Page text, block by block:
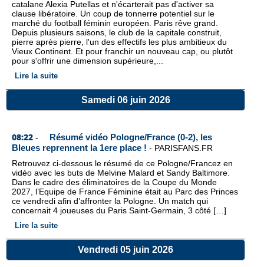
catalane Alexia Putellas et n'écarterait pas d'activer sa
clause libératoire. Un coup de tonnerre potentiel sur le
marché du football féminin européen. Paris rêve grand.
Depuis plusieurs saisons, le club de la capitale construit,
pierre après pierre, l'un des effectifs les plus ambitieux du
Vieux Continent. Et pour franchir un nouveau cap, ou plutôt
pour s'offrir une dimension supérieure,...
Lire la suite
Samedi 06 juin 2026
08:22 -
Résumé vidéo Pologne/France (0-2), les
Bleues reprennent la 1ere place ! - PARISFANS.FR
Retrouvez ci-dessous le résumé de ce Pologne/Francez en
vidéo avec les buts de Melvine Malard et Sandy Baltimore.
Dans le cadre des éliminatoires de la Coupe du Monde
2027, l’Equipe de France Féminine était au Parc des Princes
ce vendredi afin d’affronter la Pologne. Un match qui
concernait 4 joueuses du Paris Saint-Germain, 3 côté […]
Lire la suite
Vendredi 05 juin 2026